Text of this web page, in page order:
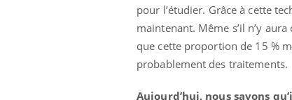
pour l’étudier. Grâce à cette
maintenant. Même s’il n’y
que cette proportion de 15 %
probablement des traitements.
Aujourd’hui, nous savons